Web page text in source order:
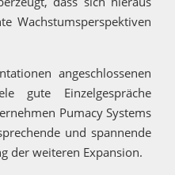
Wachstumsperspektiven
angeschlossenen
gute Einzelgespräche
Pumacy Systems
und spannende
der weiteren Expansion.